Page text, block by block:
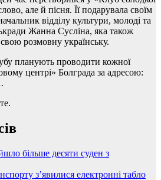
але й пісня. Її подарувала своїм
відділу культури, молоді та
Жанна Сусліна, яка також
розмовну українську.
планують проводити кожної
центрі» Болграда за адресою:
більше десяти суден з
з’явилися електронні табло